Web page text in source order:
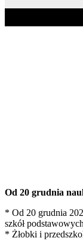
Od 20 grudnia
* Od 20 grudnia
szkół
* Żłobki i